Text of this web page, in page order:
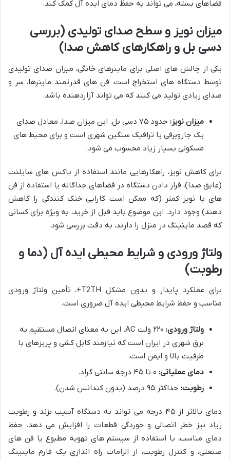
فضاهای بسته، می تواند به حفظ دمای ایده آل کمک کند.
میزان نویز و سطح صدای تولیدی (بررسی
دسی بل و راهکارهای کاهش صدا)
یکی از چالش های اصلی برای ماینرهای خانگی، میزان صدای تولیدی
توسط دستگاه های استخراج است. فن های قدرتمند ماینرها، سر و
صدای زیادی تولید می کنند که می تواند آزاردهنده باشد.
میزان نویز:
حدود ۷۵ دسی بل. این میزان صدا، معادل صدای
یک جاروبرقی یا ترافیک سنگین شهری است و برای محیط های
مسکونی بسیار زیاد محسوب می شود.
برای کاهش نویز، راهکارهایی مانند استفاده از باکس های سایلنت
(عایق صدا)، قرار دادن دستگاه در فضاهای جداگانه یا استفاده از فن
های با نویز کمتر (که ممکن است کارایی خنک کنندگی را کاهش
دهند) وجود دارد. این موضوع باید قبل از خرید، به ویژه برای کسانی
که قصد ماینینگ در منزل را دارند، به دقت بررسی شود.
ولتاژ ورودی و شرایط محیطی ایده آل (دما و
رطوبت)
برای عملکرد پایدار و بدون مشکل T2TH+، تأمین ولتاژ ورودی
مناسب و حفظ شرایط محیطی ایده آل ضروری است.
ولتاژ ورودی:
۲۲۰ ولت AC. این به معنای اتصال مستقیم به
برق شهری در ایران است که نیازمند کابل کشی و پریزهای با
ظرفیت بالا و ایمن است.
دمای عملیاتی:
رطوبت: حداکثر ۹۵ درصد (بدون کندانس شدن).
دمای بالاتر از ۴۵ درجه می تواند به دستگاه آسیب بزند و رطوبت
زیاد نیز خطر اتصالی و خوردگی قطعات را افزایش می دهد. حفظ
دمای مناسب، با استفاده از سیستم های تهویه مطبوع یا فن های
صنعتی، و کنترل رطوبت، از الزامات راه اندازی یک فارم ماینینگ